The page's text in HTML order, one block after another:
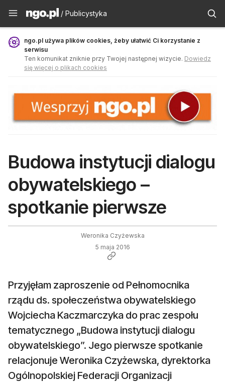
Publicystyka - ngo.pl
/ Publicystyka
ngo.pl używa plików cookies, żeby ułatwić Ci korzystanie z
serwisu
Ten komunikat zniknie przy Twojej następnej wizycie. Dowiedz
się więcej o plikach cookies
Budowa instytucji dialogu
obywatelskiego –
spotkanie pierwsze
Weronika Czyżewska
5 maja 2016
Przyjęłam zaproszenie od Pełnomocnika
rządu ds. społeczeństwa obywatelskiego
Wojciecha Kaczmarczyka do prac zespołu
tematycznego „Budowa instytucji dialogu
obywatelskiego”. Jego pierwsze spotkanie
relacjonuje Weronika Czyżewska, dyrektorka
Ogólnopolskiej Federacji Organizacji